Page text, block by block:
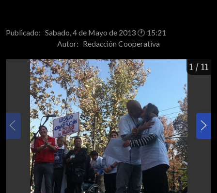
Publicado: Sabado, 4 de Mayo de 2013 🕐 15:21
Autor: Redacción Cooperativa
1 / 11